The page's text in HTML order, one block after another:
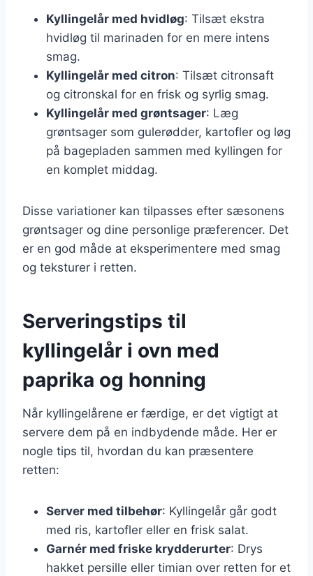
Kyllingelår med hvidløg: Tilsæt ekstra
hvidløg til marinaden for en mere intens
smag.
Kyllingelår med citron: Tilsæt citronsaft
og citronskal for en frisk og syrlig smag.
Kyllingelår med grøntsager: Læg
grøntsager som gulerødder, kartofler og løg
på bagepladen sammen med kyllingen for
en komplet middag.
Disse variationer kan tilpasses efter sæsonens
grøntsager og dine personlige præferencer. Det
er en god måde at eksperimentere med smag
og teksturer i retten.
Serveringstips til
kyllingelår i ovn med
paprika og honning
Når kyllingelårene er færdige, er det vigtigt at
servere dem på en indbydende måde. Her er
nogle tips til, hvordan du kan præsentere
retten:
Server med tilbehør: Kyllingelår går godt
med ris, kartofler eller en frisk salat.
Garnér med friske krydderurter: Drys
hakket persille eller timian over retten for et